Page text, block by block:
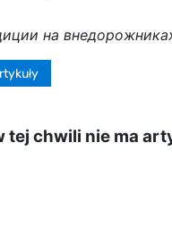
на
tej chwili nie ma